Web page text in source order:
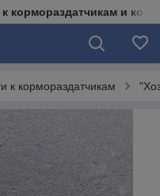
и
к кормораздатчикам